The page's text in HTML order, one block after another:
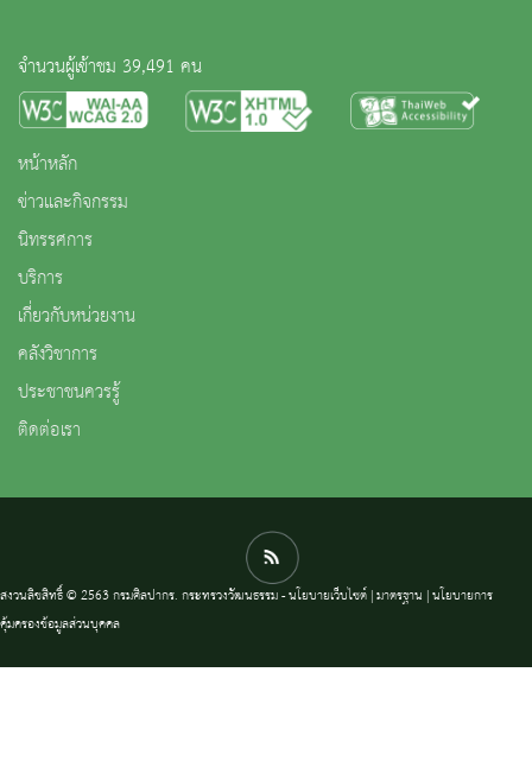
จำนวนผู้เข้าชม 39,491 คน
หน้าหลัก
ข่าวและกิจกรรม
นิทรรศการ
บริการ
เกี่ยวกับหน่วยงาน
คลังวิชาการ
ประชาชนควรรู้
ติดต่อเรา
สงวนลิขสิทธิ์ © 2563 กรมศิลปากร. กระทรวงวัฒนธรรม -นโยบายเว็บไซต์|มาตรฐาน |นโยบายการ
คุ้มครองข้อมูลส่วนบุคคล